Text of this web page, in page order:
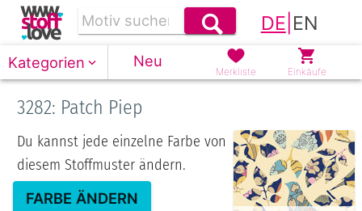
DE EN
Kategorien Neu
Merkliste Einkäufe
3282: Patch Piep
Du kannst jede einzelne Farbe von
diesem Stoffmuster ändern.
FARBE ÄNDERN